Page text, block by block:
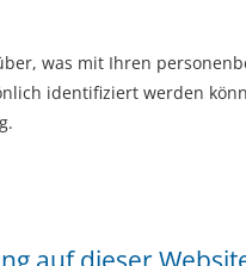
was mit Ihren
identifiziert werden